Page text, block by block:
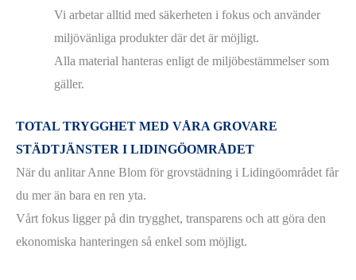
Vi arbetar alltid med säkerheten i fokus och använder
miljövänliga produkter där det är möjligt.
Alla material hanteras enligt de miljöbestämmelser som
gäller.
TOTAL TRYGGHET MED VÅRA GROVARE
STÄDTJÄNSTER I LIDINGÖOMRÅDET
När du anlitar Anne Blom för grovstädning i Lidingöområdet får
du mer än bara en ren yta.
Vårt fokus ligger på din trygghet, transparens och att göra den
ekonomiska hanteringen så enkel som möjligt.